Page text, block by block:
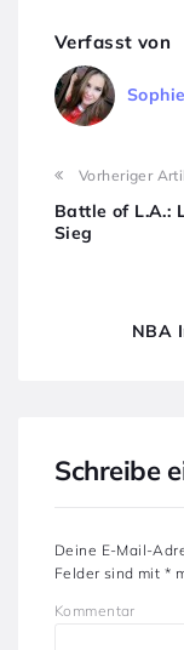
Verfasst von
Vorheriger
Battle of L.A.:
Sieg
NBA
Schreibe
Deine E-Mail-
Felder sind mit *
Kommentar